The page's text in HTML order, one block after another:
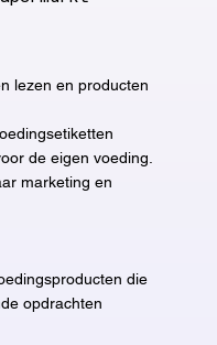
lezen en producten
de eigen voeding.
marketing en
die
opdrachten